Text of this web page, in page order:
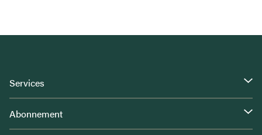
Services
Abonnement